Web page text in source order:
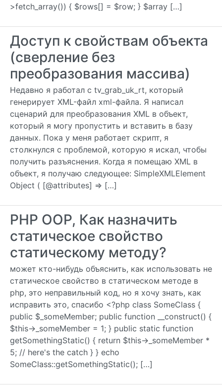
>fetch_array()) { $rows[] = $row; } $array […]
Доступ к свойствам объекта
(сверление без
преобразования массива)
Недавно я работал с tv_grab_uk_rt, который
генерирует XML-файл xml-файла. Я написал
сценарий для преобразования XML в объект,
который я могу пропустить и вставить в базу
данных. Пока у меня работает скрипт, я
столкнулся с проблемой, которую я искал, чтобы
получить разъяснения. Когда я помещаю XML в
объект, я получаю следующее: SimpleXMLElement
Object ( [@attributes] => […]
PHP OOP, Как назначить
статическое свойство
статическому методу?
может кто-нибудь объяснить, как использовать не
статическое свойство в статическом методе в
php, это неправильный код, но я хочу знать, как
исправить это, спасибо <?php class SomeClass {
public $_someMember; public function __construct() {
$this->_someMember = 1; } public static function
getSomethingStatic() { return $this->_someMember *
5; // here's the catch } } echo
SomeClass::getSomethingStatic(); […]